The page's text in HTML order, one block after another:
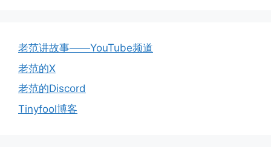
老范讲故事——YouTube频道
老范的X
老范的Discord
Tinyfool博客